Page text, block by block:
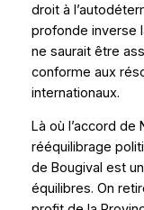
droit à
profonde inverse
ne saurait être
conforme aux
internationaux.
Là où l’accord de
rééquilibrage
de Bougival est
équilibres. On